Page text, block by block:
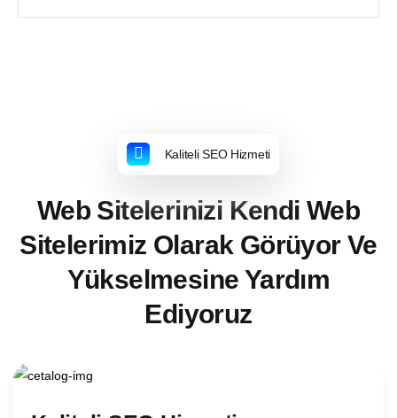
Kaliteli SEO Hizmeti
Web Sitelerinizi Kendi Web
Sitelerimiz Olarak Görüyor Ve
Yükselmesine Yardım
Ediyoruz